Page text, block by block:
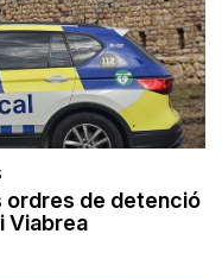
ordres de detenció
Viabrea